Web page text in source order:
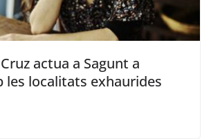
actua a Sagunt a
les localitats exhaurides